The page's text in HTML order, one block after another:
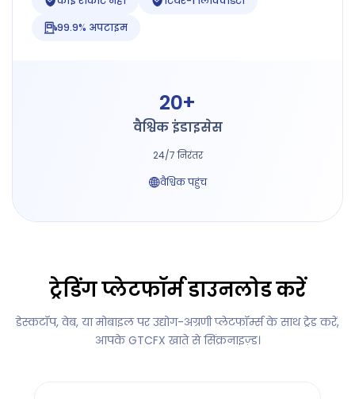
99.9% अपटाइम
20+
वैश्विक इंडाइसेस
24/7 निरंतर
वैश्विक पहुंच
ट्रेडिंग प्लेटफॉर्म डाउनलोड करें
डेस्कटॉप, वेब, या मोबाइल पर उद्योग-अग्रणी प्लेटफॉर्म्स के साथ ट्रेड करें,
आपके GTCFX खाते से सिंक्रनाइज़्ड।